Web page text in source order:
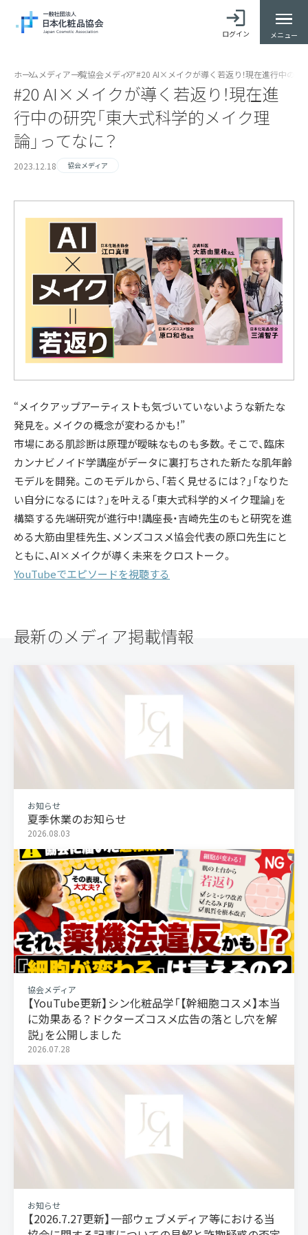
ログイン メニュー
ホーム メディア一覧協会メディア#20 AI×メイクが導く若返り！現在進行中の研
#20 AI×メイクが導く若返り！現在進
行中の研究「東大式科学的メイク理
論」ってなに？
2023.12.18 協会メディア
“メイクアップアーティストも気づいていないような新たな
発見を。メイクの概念が変わるかも！”
市場にある肌診断は原理が曖昧なものも多数。そこで、臨床
カンナビノイド学講座がデータに裏打ちされた新たな肌年齢
モデルを開発。このモデルから、「若く見せるには？」「なりた
い自分になるには？」を叶える「東大式科学的メイク理論」を
構築する先端研究が進行中！講座長・吉崎先生のもと研究を進
める大筋由里桂先生、メンズコスメ協会代表の原口先生にと
ともに、AI×メイクが導く未来をクロストーク。
YouTubeでエピソードを視聴する
最新のメディア掲載情報
お知らせ
夏季休業のお知らせ
2026.08.03
協会メディア
【YouTube更新】シン化粧品学「【幹細胞コスメ】本当
に効果ある？ドクターズコスメ広告の落とし穴を解
説」を公開しました
2026.07.28
お知らせ
【2026.7.27更新】一部ウェブメディア等における当